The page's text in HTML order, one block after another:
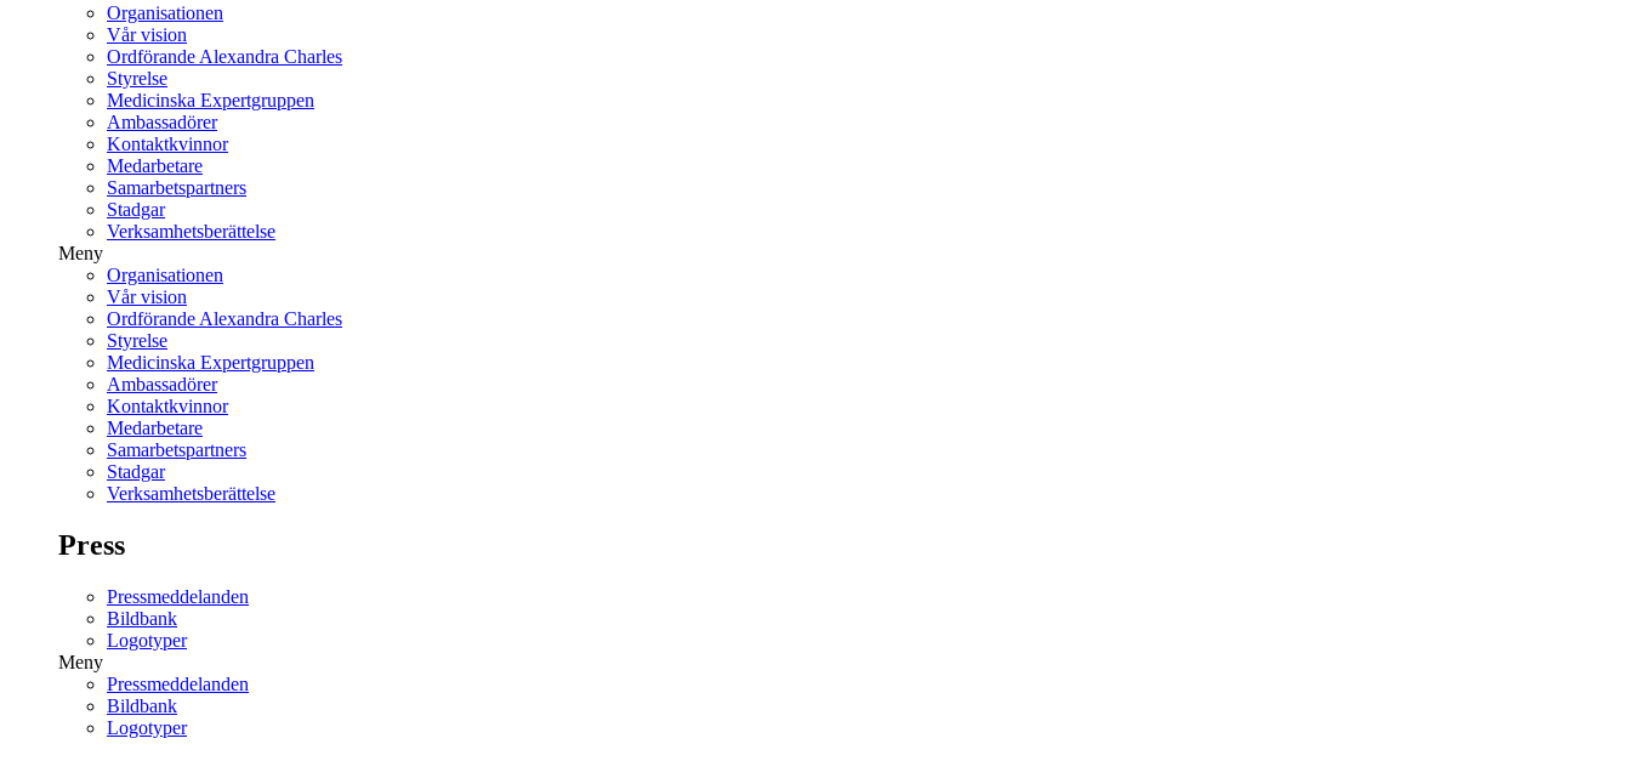
Organisationen
Vår vision
Ordförande Alexandra Charles
Styrelse
Medicinska Expertgruppen
Ambassadörer
Kontaktkvinnor
Medarbetare
Samarbetspartners
Stadgar
Verksamhetsberättelse
Meny
Organisationen
Vår vision
Ordförande Alexandra Charles
Styrelse
Medicinska Expertgruppen
Ambassadörer
Kontaktkvinnor
Medarbetare
Samarbetspartners
Stadgar
Verksamhetsberättelse
Press
Pressmeddelanden
Bildbank
Logotyper
Meny
Pressmeddelanden
Bildbank
Logotyper